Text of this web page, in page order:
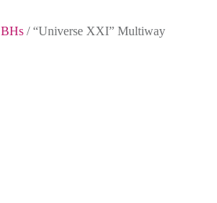
BHs/ “Universe XXI” Multiway